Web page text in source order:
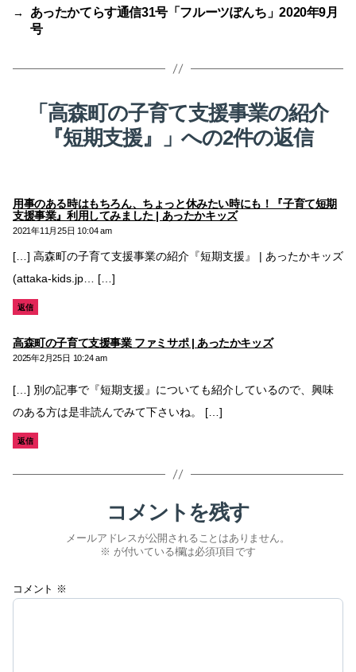
→
あったかてらす通信31号「フルーツぽんち」2020年9月
号
「高森町の子育て支援事業の紹介
『短期支援』」への2件の返信
用事のある時はもちろん、ちょっと休みたい時にも！『子育て短期
支援事業』利用してみました | あったかキッズの
2021年11月25日 10:04 am
[…] 高森町の子育て支援事業の紹介『短期支援』 | あったかキッズ
(attaka-kids.jp… […]
返信
高森町の子育て支援事業 ファミサポ | あったかキッズの
2025年2月25日 10:24 am
[…] 別の記事で『短期支援』についても紹介しているので、興味
のある方は是非読んでみて下さいね。 […]
返信
コメントを残す
メールアドレスが公開されることはありません。
※ が付いている欄は必須項目です
コメント ※